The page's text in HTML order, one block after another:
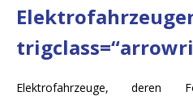
Elektrofahrzeuge, deren